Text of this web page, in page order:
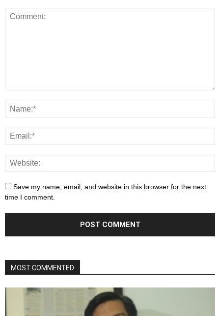
Save my name, email, and website in this browser for the next
time I comment.
MOST COMMENTED